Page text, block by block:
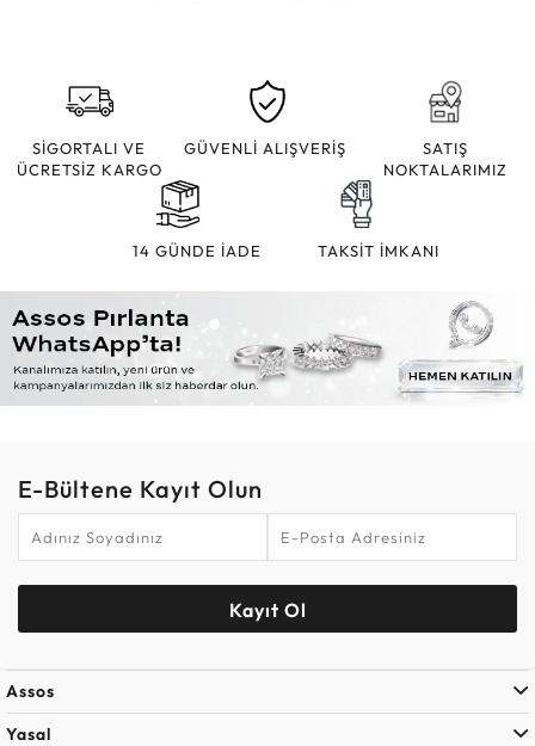
SİGORTALI VE
ÜCRETSİZ KARGO
GÜVENLİ ALIŞVERİŞ
SATIŞ
NOKTALARIMIZ
14 GÜNDE İADE TAKSİT İMKANI
E-Bültene Kayıt Olun
Kayıt Ol
Assos
Yasal